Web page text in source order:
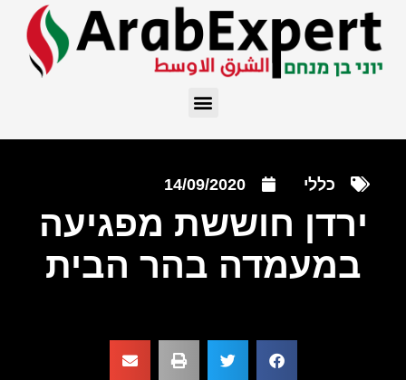
כללי 14/09/2020
ירדן חוששת מפגיעה
במעמדה בהר הבית